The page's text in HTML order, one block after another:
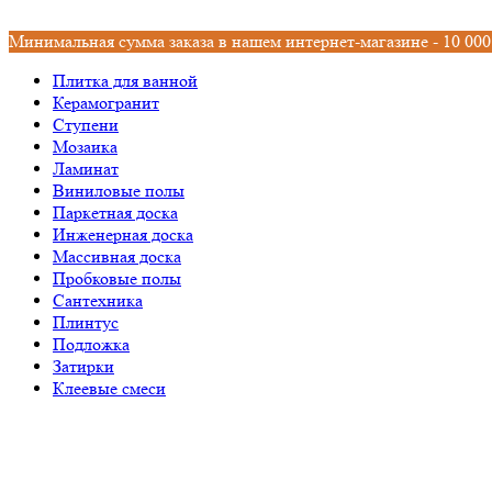
Минимальная сумма заказа в нашем интернет-магазине - 10
Плитка для ванной
Керамогранит
Ступени
Мозаика
Ламинат
Виниловые полы
Паркетная доска
Инженерная доска
Массивная доска
Пробковые полы
Сантехника
Плинтус
Подложка
Затирки
Клеевые смеси